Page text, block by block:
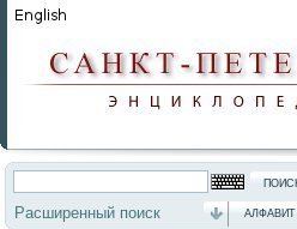
Расширенный поиск АЛФАВИТ